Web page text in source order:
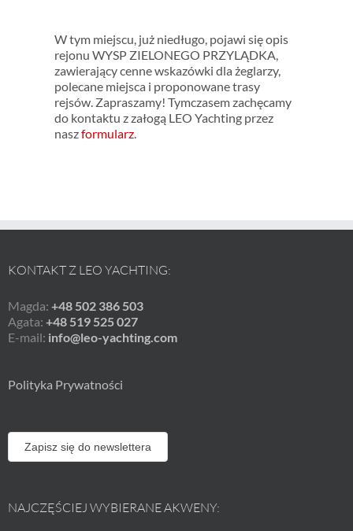
W tym miejscu, już niedługo, pojawi się opis
rejonu WYSP ZIELONEGO PRZYLĄDKA,
zawierający cenne wskazówki dla żeglarzy,
polecane miejsca i proponowane trasy
rejsów. Zapraszamy! Tymczasem zachęcamy
do kontaktu z załogą LEO Yachting przez
naszformularz.
KONTAKT Z LEO YACHTING:
Magda: +48 502 386 503
Agata: +48 519 525 027
E-mail: info@leo-yachting.com
Polityka Prywatności
Zapisz się do newslettera
NAJCZĘŚCIEJ WYBIERANE AKWENY: